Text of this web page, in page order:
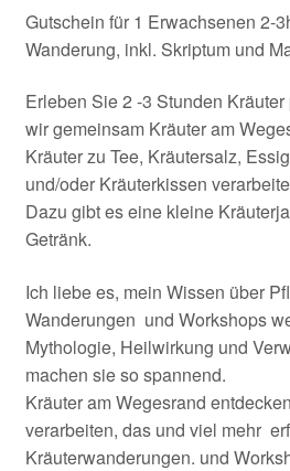
Gutschein für 1 Erwachsenen 2-
Wanderung, inkl. Skriptum und
Erleben Sie 2 -3 Stunden
wir gemeinsam Kräuter am
Kräuter zu Tee, Kräutersalz,
und/oder Kräuterkissen
Dazu gibt es eine kleine
Getränk.
Ich liebe es, mein Wissen über
Wanderungen und Workshops
Mythologie, Heilwirkung und
machen sie so spannend.
Kräuter am Wegesrand
verarbeiten, das und viel mehr
Kräuterwanderungen. und